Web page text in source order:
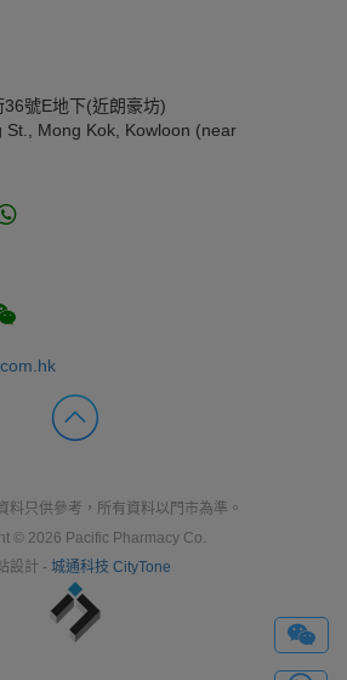
號E地下(近朗豪坊)
St., Mong Kok, Kowloon (near
料只供參考，所有資料以門市為準。
© 2026 Pacific Pharmacy Co.
設計 - 城通科技 CityTone